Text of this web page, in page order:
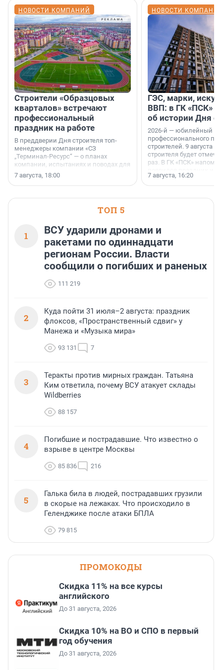
НОВОСТИ КОМПАНИЙ
Строители «Образцовых
кварталов» встречают
профессиональный
праздник на работе
В преддверии Дня строителя топ-
менеджеры компании «СЗ
„Терминал-Ресурс“ — о планах
компании, испытаниях и поводах для
осторожного оптимизма.
7 августа, 18:00
НОВОСТИ
ГЭС, марки,
ВВП: в ГК «ПСК»
об истории Дня
2026-й — юбилейный
профессионального
строителей. 9 августа
строителя будет
раз. В ГК «ПСК»
поменялась роль
7 августа, 16:20
ТОП 5
1
ВСУ ударили дронами и
ракетами по одиннадцати
регионам России. Власти
сообщили о погибших и раненых
111 219
2
Куда пойти 31 июля–2 августа: праздник
флоксов, «Пространственный сдвиг» у
Манежа и «Музыка мира»
93 131 7
3
Теракты против мирных граждан. Татьяна
Ким ответила, почему ВСУ атакует склады
Wildberries
88 157
4
Погибшие и пострадавшие. Что известно о
взрыве в центре Москвы
85 836 216
5
Галька била в людей, пострадавших грузили
в скорые на лежаках. Что происходило в
Геленджике после атаки БПЛА
79 815
ПРОМОКОДЫ
Скидка 11% на все курсы
английского
До 31 августа, 2026
Скидка 10% на ВО и СПО в первый
год обучения
До 31 августа, 2026